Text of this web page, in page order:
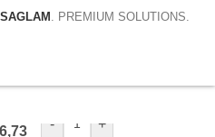
SAGLAM . PREMIUM SOLUTIONS.
- +